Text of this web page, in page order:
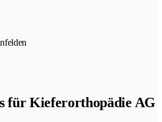
für Kieferorthopädie AG